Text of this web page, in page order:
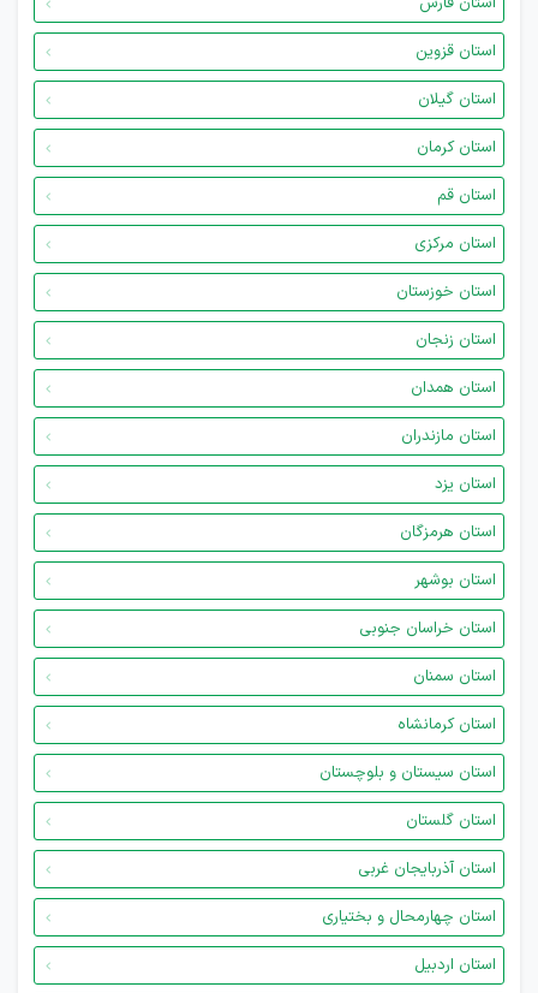
استان قزوین
استان گیلان
استان کرمان
استان قم
استان مرکزی
استان خوزستان
استان زنجان
استان همدان
استان مازندران
استان یزد
استان هرمزگان
استان بوشهر
استان خراسان جنوبی
استان سمنان
استان کرمانشاه
استان سیستان و بلوچستان
استان گلستان
استان آذربایجان غربی
استان چهارمحال و بختیاری
استان اردبیل